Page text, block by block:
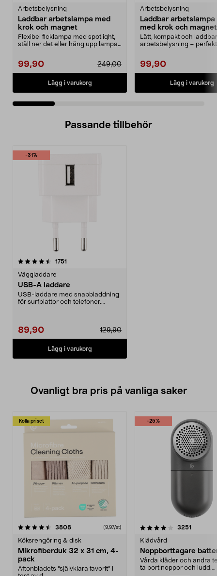
Arbetsbelysning
Laddbar arbetslampa med
krok och magnet
Flexibel ficklampa med spotlight,
ställ ner det eller häng upp lampan
99,90 249,00
Lägg i varukorg
Arbetsbelysning
Laddbar arbetslampa
med krok och magnet
Lätt, kompakt och laddbar
arbetsbelysning –
99,90
Lägg i varukorg
Passande tillbehör
-31%
1751
Väggladdare
USB-A laddare
USB-laddare med snabbladdning
för surfplattor och telefoner.
129,90
89,90
Lägg i varukorg
Ovanligt bra pris på vanliga saker
Kolla priset
3808recensioner (9,97/st)
Köksrengöring & disk
Mikrofiberduk 32 x 31 cm, 4-
pack
Aftonbladets "självklara favorit” i
-25%
4.0av 5 stjärnor 3251
Klädvård
Noppborttagare
Vårda kläder och andra
ta bort noppor och ludd.
4.5av 5 stjärnor